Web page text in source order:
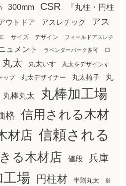
300mm CSR
『丸柱・円柱
ウトドア アスレチック
アス
サイズ デザイン フィールドアスレチ
ュメント ラベンダーパーク多可
ロ
丸太 丸太いす
丸太をデザインす
ップ 丸太デザイナー 丸太椅子 丸
丸棒丸太 丸棒加工場
格
信用される木材
材店 信頼される
る木材店 値段
兵庫
工場 円柱材 半割丸太 単